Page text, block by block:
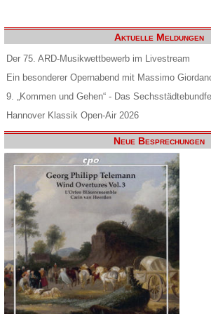
Aktuelle Meldungen
Der 75. ARD-Musikwettbewerb im Livestream
Ein besonderer Opernabend mit Massimo
9. „Kommen und Gehen“ - Das
Hannover Klassik Open-Air 2026
Neue Besprechungen